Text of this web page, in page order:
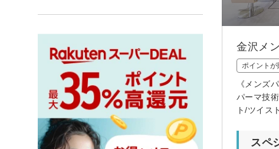
金沢メ
ポイントが
《メンズ
パーマ技
ト/ツイス
スペ